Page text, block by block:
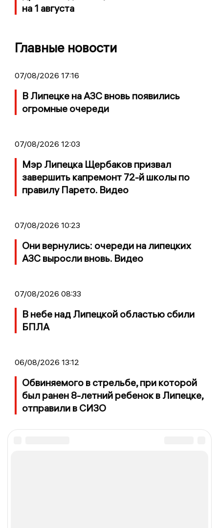
на 1 августа
Главные новости
07/08/2026 17:16
В Липецке на АЗС вновь появились
огромные очереди
07/08/2026 12:03
Мэр Липецка Щербаков призвал
завершить капремонт 72-й школы по
правилу Парето. Видео
07/08/2026 10:23
Они вернулись: очереди на липецких
АЗС выросли вновь. Видео
07/08/2026 08:33
В небе над Липецкой областью сбили
БПЛА
06/08/2026 13:12
Обвиняемого в стрельбе, при которой
был ранен 8-летний ребенок в Липецке,
отправили в СИЗО